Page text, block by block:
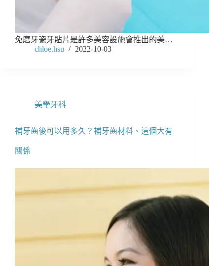
免磨牙瓷牙貼片是許多美容設施會推出的美…
chloe.hsu
2022-10-03
美學牙科
補牙齒後可以用多久？補牙齒材料、這個大有
關係